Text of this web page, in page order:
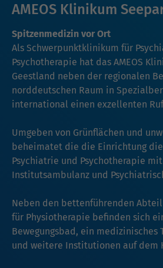
AMEOS Klinikum
Spitzenmedizin vor Ort
Als Schwerpunktklinikum für
Psychotherapie hat das AMEOS
Geestland neben der regionalen
norddeutschen Raum in
international einen exzellenten
Umgeben von Grünflächen und
beheimatet die die Einrichtung
Psychiatrie und Psychotherapie
Institutsambulanz und
Neben den bettenführenden
für Physiotherapie befinden sich
Bewegungsbad, ein medizinisches
und weitere Institutionen auf dem